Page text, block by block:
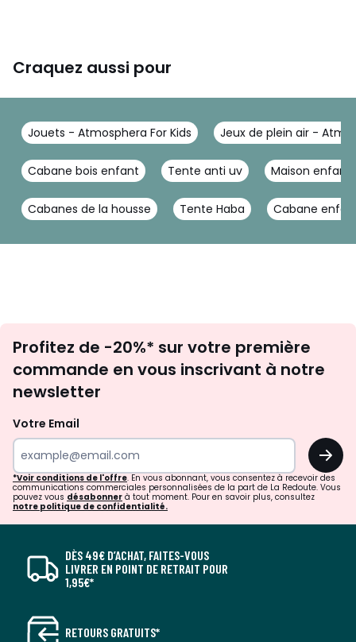
Craquez aussi pour
Jouets - Atmosphera For Kids Jeux de plein air -
Cabane bois enfant Tente anti uv Maison enfant
Cabanes de la housse Tente Haba Cabane
newsletter
Profitez de -20%* sur votre première
commande en vous inscrivant à notre
newsletter
Votre Email
OK
*Voir conditions de l'offre. En vous abonnant, vous consentez à recevoir des
communications commerciales personnalisées de la part de La Redoute. Vous
pouvez vous désabonner à tout moment. Pour en savoir plus, consultez
notre politique de confidentialité.
DÈS 49€ D’ACHAT, FAITES-VOUS
LIVRER EN POINT DE RETRAIT POUR
1,95€*
RETOURS GRATUITS*